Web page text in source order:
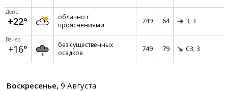
День
+22°
облачно с
прояснениями
749 64 З, 3
Вечер
+16°
без существенных
осадков
749 79 СЗ, 3
Воскресенье, 9 Августа